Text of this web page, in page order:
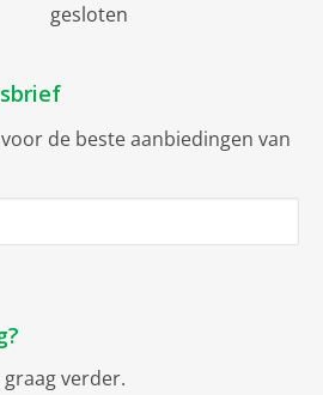
gesloten
de beste aanbiedingen van
verder.